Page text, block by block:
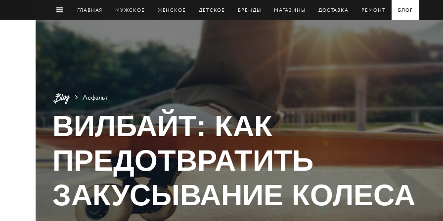
ГЛАВНАЯ МУЖCКОЕ ЖЕНСКОЕ ДЕТСКОЕ БРЕНДЫ МАГАЗИНЫ ДОСТАВКА РЕМОНТ БЛОГ
Асфальт
ВИЛБАЙТ: КАК
ПРЕДОТВРАТИТЬ
ЗАКУСЫВАНИЕ КОЛЕСА